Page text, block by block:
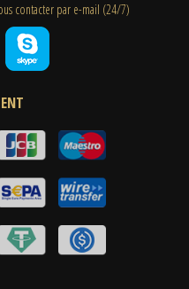
contacter par e-mail (24/7)